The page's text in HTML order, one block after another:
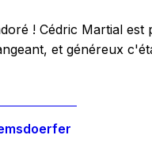
! Cédric Martial est
et généreux